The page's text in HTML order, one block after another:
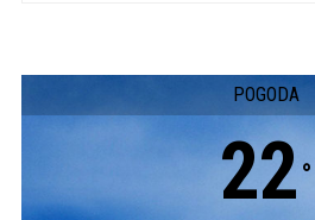
POGODA
22 °